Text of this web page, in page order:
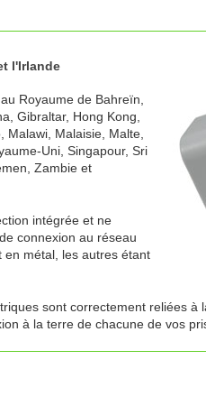
l'Irlande
Royaume de Bahreïn,
Gibraltar, Hong Kong,
Malawi, Malaisie, Malte,
Uni, Singapour, Sri
Zambie et
intégrée et ne
connexion au réseau
métal, les autres étant
sont correctement reliées à
à la terre de chacune de vos